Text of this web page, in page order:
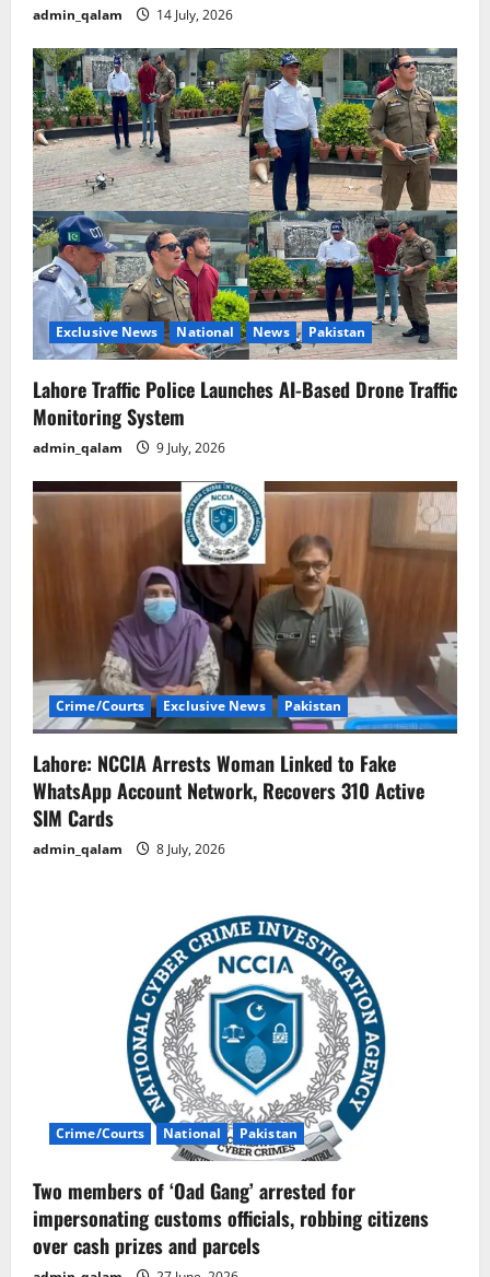
admin_qalam 14 July, 2026
Exclusive News National News Pakistan
Lahore Traffic Police Launches AI-Based Drone Traffic
Monitoring System
admin_qalam 9 July, 2026
Crime/Courts Exclusive News Pakistan
Lahore: NCCIA Arrests Woman Linked to Fake
WhatsApp Account Network, Recovers 310 Active
SIM Cards
admin_qalam 8 July, 2026
Crime/Courts National Pakistan
Two members of ‘Oad Gang’ arrested for
impersonating customs officials, robbing citizens
over cash prizes and parcels